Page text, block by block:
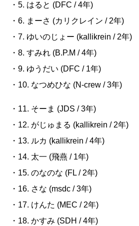
・5. はると (DFC / 4年)
・6. まーさ (カリクレイン / 2年)
・7. ゆいのじょー (kallikrein / 2年)
・8. すみれ (B.P.M / 4年)
・9. ゆうだい (DFC / 1年)
・10. なつめひな (N-crew / 3年)
・11. そーま (JDS / 3年)
・12. がじゅまる (kallikrein / 2年)
・13. ルカ (kallikrein / 4年)
・14. 太一 (飛燕 / 1年)
・15. のなのな (FL / 2年)
・16. さな (msdc / 3年)
・17. けんた (MEC / 2年)
・18. かすみ (SDH / 4年)